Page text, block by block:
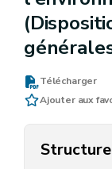
Télécharger
Ajouter aux
Structure